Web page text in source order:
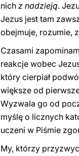
nich z nadzieją.
Jezus jest tam
obejmuje, rozumie,
Czasami
reakcje wobec
który cierpiał
większe od
Wyzwala go od
myślę o licznych
uczeni w Piśmie
My, którzy